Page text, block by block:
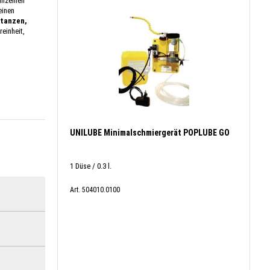
UNILUBE Minimalschmiergerät POPLUBE GO
1 Düse / 0.3 l.
Art. 504010.0100